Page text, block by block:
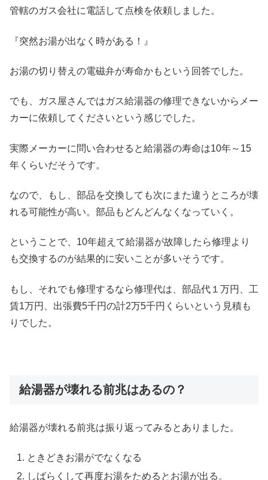
管轄のガス会社に電話して点検を依頼しました。
『突然お湯が出なく時がある！』
お湯の切り替えの電磁弁が寿命かもという回答でした。
でも、ガス屋さんではガス給湯器の修理できないからメー
カーに依頼してくださいという感じでした。
実際メーカーに問い合わせると給湯器の寿命は10年～15
年くらいだそうです。
なので、もし、部品を交換しても次にまた違うところが壊
れる可能性が高い。部品もどんどんなくなっていく。
ということで、10年超えて給湯器が故障したら修理より
も交換するのが結果的に安いことが多いそうです。
もし、それでも修理するなら修理代は、部品代１万円、工
賃1万円、出張費5千円の計2万5千円くらいという見積も
りでした。
給湯器が壊れる前兆はあるの？
給湯器が壊れる前兆は振り返ってみるとありました。
ときどきお湯がでなくなる
しばらくして再度お湯をためるとお湯が出る。